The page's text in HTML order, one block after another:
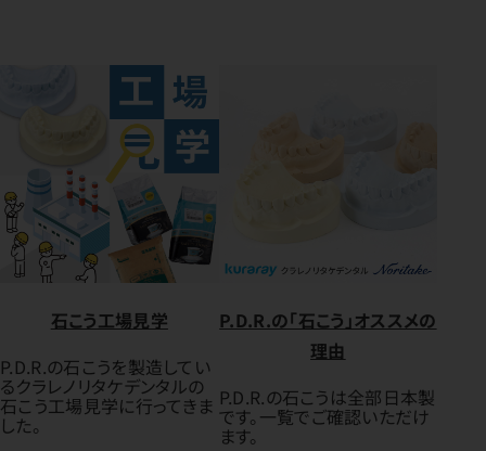
石こう工場見学
P.D.R.の石こうを製造してい
るクラレノリタケデンタルの
石こう工場見学に行ってきま
した。
P.D.R.の「石こう」オススメの
理由
P.D.R.の石こうは全部日本製
です。一覧でご確認いただけ
ます。